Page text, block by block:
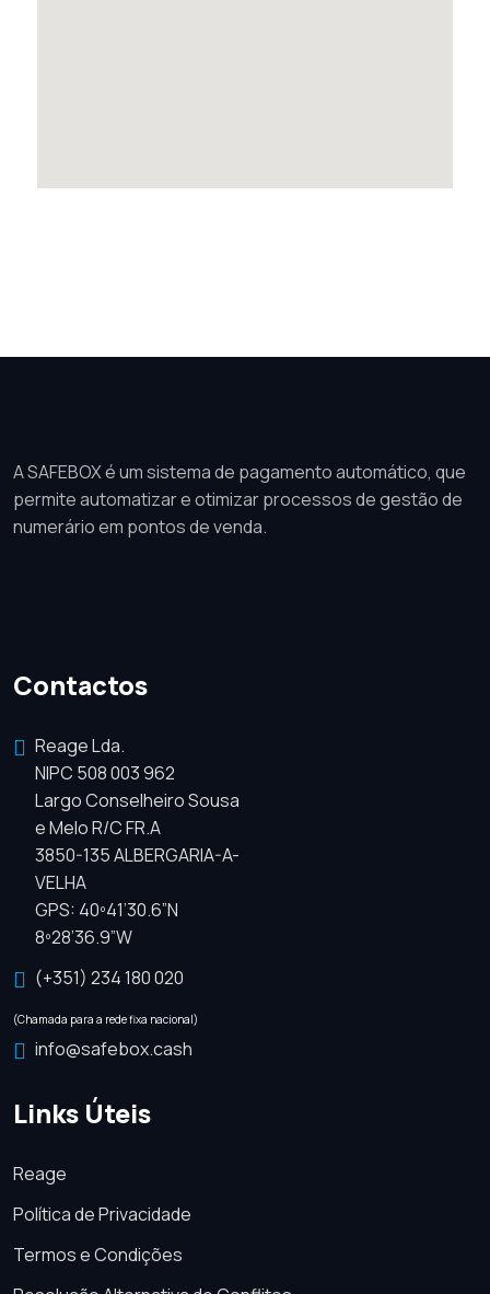
A SAFEBOX é um sistema de pagamento automático, que
permite automatizar e otimizar processos de gestão de
numerário em pontos de venda.
Contactos
Reage Lda.
NIPC 508 003 962
Largo Conselheiro Sousa
e Melo R/C FR.A
3850-135 ALBERGARIA-A-
VELHA
GPS: 40º41’30.6”N
8º28’36.9”W
(+351) 234 180 020
(Chamada para a rede fixa nacional)
info@safebox.cash
Links Úteis
Reage
Política de Privacidade
Termos e Condições